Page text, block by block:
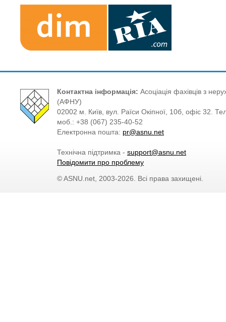
Контактна інформація: Асоціація фахівців з
(АФНУ)
02002 м. Київ, вул. Раїси Окіпної, 10б, офіс 32.
моб.: +38 (067) 235-40-52
Електронна пошта: pr@asnu.net
Технічна підтримка - support@asnu.net
Повідомити про проблему
© ASNU.net, 2003-2026. Всі права захищені.